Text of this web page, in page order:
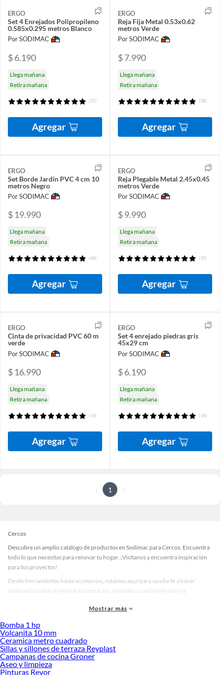
ERGO
Set 4 Enrejados Polipropileno
0.585x0.295 metros Blanco
Por SODIMAC
$ 6.190
Llega mañana
Retira mañana
(31)
Agregar
ERGO
Reja Fija Metal 0.53x0.62
metros Verde
Por SODIMAC
$ 7.990
Llega mañana
Retira mañana
(38)
Agregar
ERGO
Set Borde Jardín PVC 4 cm 10
metros Negro
Por SODIMAC
$ 19.990
Llega mañana
Retira mañana
(48)
Agregar
ERGO
Reja Plegable Metal 2.45x0.45
metros Verde
Por SODIMAC
$ 9.990
Llega mañana
Retira mañana
(35)
Agregar
ERGO
Cinta de privacidad PVC 60 m
verde
Por SODIMAC
$ 16.990
Llega mañana
Retira mañana
(14)
Agregar
ERGO
Set 4 enrejado piedras gris
45x29 cm
Por SODIMAC
$ 6.190
Llega mañana
Retira mañana
(14)
Agregar
1
Cercos
Descubre un amplio catálogo de productos en Sodimac para Cercos. Encuentra
todo lo que necesitas para renovar tu hogar. ¡Visítanos y encuentra inspiración
para tus proyectos!
Desde herramientas hasta accesorios, estamos aquí para ayudarte a hacer
realidad tus ideas y renovar tus espacios, creando un ambiente único y
accesorios de calidad que te ayudarán a crear un espacio más tú.
Desde remodelaciones hasta proyectos de decoración, estamos aquí para hacer
tus ideas realidad. ¡Visítanos y encuentra todo lo que tenemos para ofrecerte en
Cercos!
Explora la variedad de productos de Cercos en Sodimac
Herramientas, materiales y accesorios de calidad para tus proyectos y
Mostrar más
Bomba 1 hp
Volcanita 10 mm
Ceramica metro cuadrado
Sillas y sillones de terraza Reyplast
Campanas de cocina Groner
Aseo y limpieza
Pinturas Revor